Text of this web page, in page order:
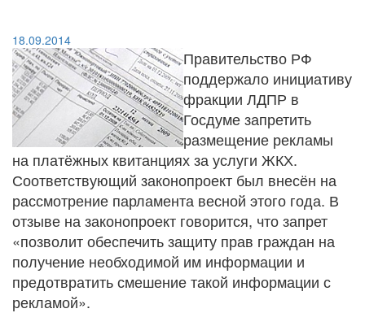
18.09.2014
Правительство РФ
поддержало инициативу
фракции ЛДПР в
Госдуме запретить
размещение рекламы
на платёжных квитанциях за услуги ЖКХ.
Соответствующий законопроект был внесён на
рассмотрение парламента весной этого года. В
отзыве на законопроект говорится, что запрет
«позволит обеспечить защиту прав граждан на
получение необходимой им информации и
предотвратить смешение такой информации с
рекламой».